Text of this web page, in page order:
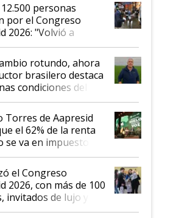
personas
por el Congreso
2026: "Volvió a
que hablar del
hablar de todo el
productivo"rotundo, ahora
brasilero destaca
condiciones del
para invertir:
más motivados"
Torres de Aapresid
el 62% de la renta
se va en impuestos:
que en
se sigan discutiendo
cosas de hace 50
el Congreso
2026, con más de 100
invitados de lujo y
tendencias